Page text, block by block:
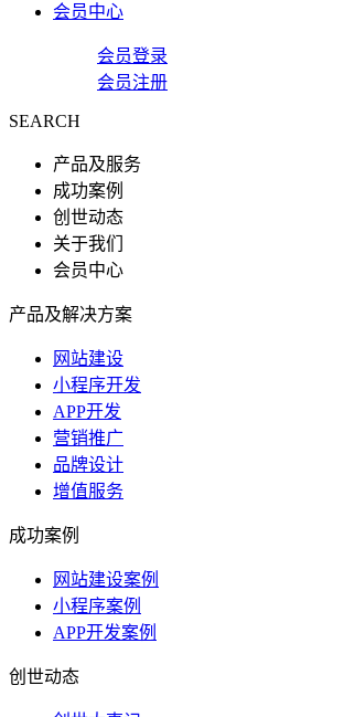
会员中心
会员登录
会员注册
SEARCH
产品及服务
成功案例
创世动态
关于我们
会员中心
产品及解决方案
网站建设
小程序开发
APP开发
营销推广
品牌设计
增值服务
成功案例
网站建设案例
小程序案例
APP开发案例
创世动态